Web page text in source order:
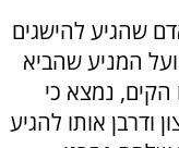
שהגיע להישגים
המניע שהביא
הקים, נמצא כי
ודרבן אותו להגיע